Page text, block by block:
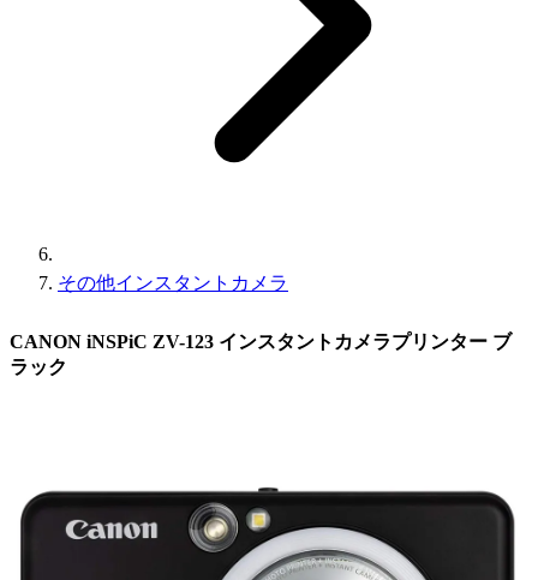
その他インスタントカメラ
CANON iNSPiC ZV-123 インスタントカメラプリンター ブ
ラック